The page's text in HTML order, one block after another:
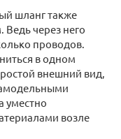
шланг также
Ведь через него
проводов.
в одном
внешний вид,
уместно
возле